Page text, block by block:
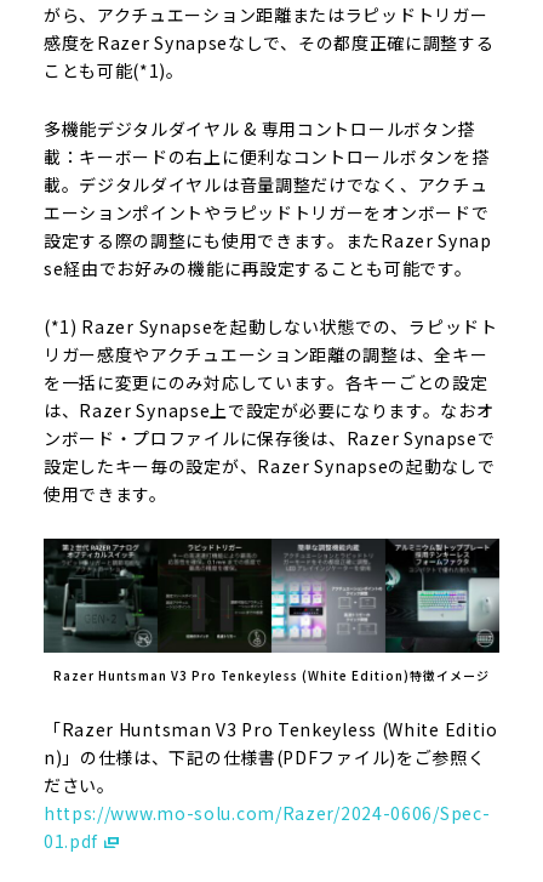
がら、アクチュエーション距離またはラピッドトリガー
感度をRazer Synapseなしで、その都度正確に調整する
ことも可能(*1)。
多機能デジタルダイヤル & 専用コントロールボタン搭
載：キーボードの右上に便利なコントロールボタンを搭
載。デジタルダイヤルは音量調整だけでなく、アクチュ
エーションポイントやラピッドトリガーをオンボードで
設定する際の調整にも使用できます。またRazer Synap
se経由でお好みの機能に再設定することも可能です。
(*1) Razer Synapseを起動しない状態での、ラピッドト
リガー感度やアクチュエーション距離の調整は、全キー
を一括に変更にのみ対応しています。各キーごとの設定
は、Razer Synapse上で設定が必要になります。なおオ
ンボード・プロファイルに保存後は、Razer Synapseで
設定したキー毎の設定が、Razer Synapseの起動なしで
使用できます。
Razer Huntsman V3 Pro Tenkeyless (White Edition)特徴イメージ
「Razer Huntsman V3 Pro Tenkeyless (White Editio
n)」の仕様は、下記の仕様書(PDFファイル)をご参照く
ださい。
https://www.mo-solu.com/Razer/2024-0606/Spec-
01.pdf